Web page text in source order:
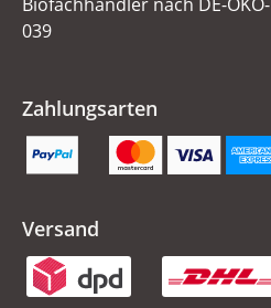
039
Zahlungsarten
Versand